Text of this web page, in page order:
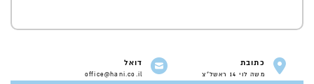
כתובת
משה לוי 14 ראשל"צ
דואל
office@hani.co.il